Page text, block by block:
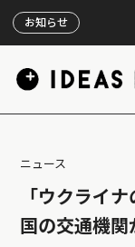
お知らせ 【特設
ニュース
「ウクライ
国の交通機関